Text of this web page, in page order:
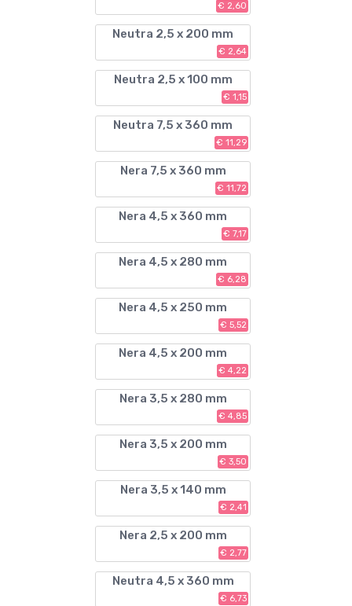
€ 2,60
Neutra 2,5 x 200 mm
€ 2,64
Neutra 2,5 x 100 mm
€ 1,15
Neutra 7,5 x 360 mm
€ 11,29
Nera 7,5 x 360 mm
€ 11,72
Nera 4,5 x 360 mm
€ 7,17
Nera 4,5 x 280 mm
€ 6,28
Nera 4,5 x 250 mm
€ 5,52
Nera 4,5 x 200 mm
€ 4,22
Nera 3,5 x 280 mm
€ 4,85
Nera 3,5 x 200 mm
€ 3,50
Nera 3,5 x 140 mm
€ 2,41
Nera 2,5 x 200 mm
€ 2,77
Neutra 4,5 x 360 mm
€ 6,73